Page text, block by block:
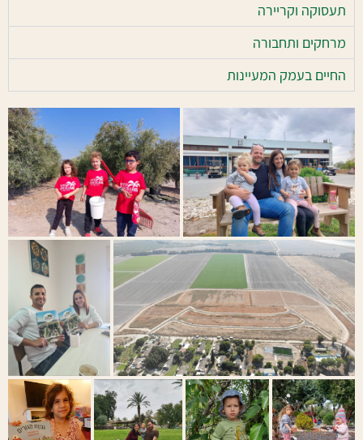
תעסוקה וקריירה
מרחקים ותחבורה
החיים בעמק המעיינות